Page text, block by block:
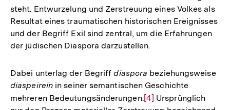
steht. Entwurzelung und Zerstreuung eines Volkes als
Resultat eines traumatischen historischen Ereignisses
und der Begriff Exil sind zentral, um die Erfahrungen
der jüdischen Diaspora darzustellen.
Dabei unterlag der Begriffdiaspora beziehungsweise
diaspeirein in seiner semantischen Geschichte
mehreren Bedeutungsänderungen.Zur
[4] Ursprünglich